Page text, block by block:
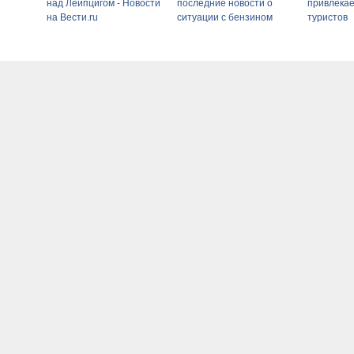
над Лейпцигом - Новости
на Вести.ru
последние новости о
ситуации с бензином
туристов